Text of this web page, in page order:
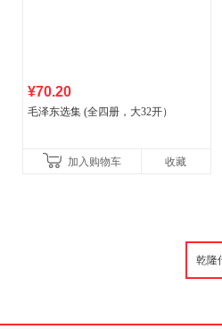
¥70.20
毛泽东选集 (全四册，大32开）
加入购物车 收藏